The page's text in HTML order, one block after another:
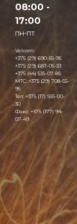
08:00 -
17:00
пн-пт
Velcom:
+375 (29) 690-55-95
+375 (29) 687-05-33
+375 (44) 535-07-85
MTC:+375 (29) 708-55-
95
Тел: +375 (17) 555-00-
30
Факс: +375 (177) 94-
07-49